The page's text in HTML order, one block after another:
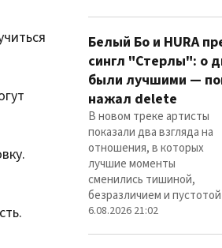
Белый Бо и HURA
сингл "Стерлы": о
были лучшими —
нажал delete
В новом треке артисты
показали два взгляда на
отношения, в которых
лучшие моменты
сменились тишиной,
безразличием и пустотой
6.08.2026 21:02